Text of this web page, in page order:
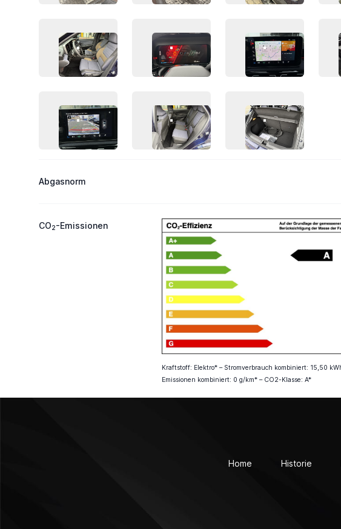
Abgasnorm
CO2-Emissionen
Kraftstoff: Elektro* – Stromverbrauch kombiniert: 15,50
Emissionen kombiniert: 0 g/km* – CO2-Klasse: A*
FAHRZEUG-BILD 9 FAHRZEUG-BILD 10 FAHRZEUG-BILD 11
FAHRZEUG-BILD 13 FAHRZEUG-BILD 14 FAHRZEUG-BILD 15
Home Historie